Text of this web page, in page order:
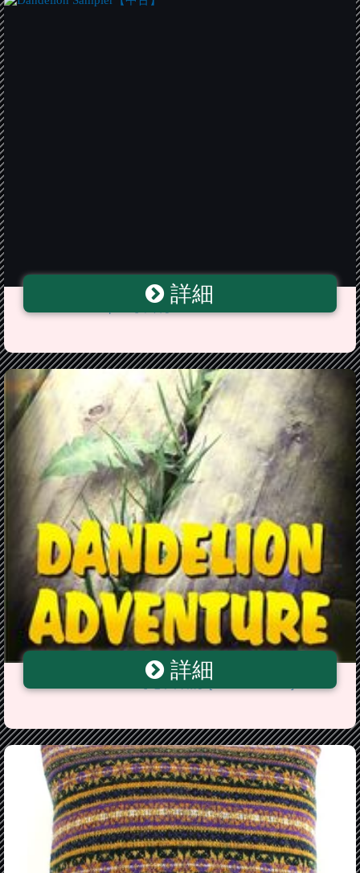
Dandelion Sampler【中古】
詳細
Dandelion Adventure【電子書籍】[ R. J. Bronson ]
詳細